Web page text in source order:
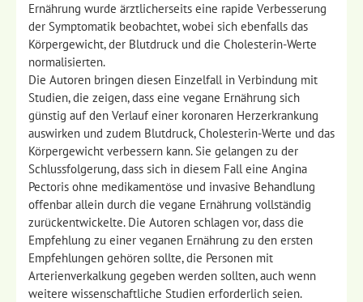
Ernährung wurde ärztlicherseits eine rapide Verbesserung
der Symptomatik beobachtet, wobei sich ebenfalls das
Körpergewicht, der Blutdruck und die Cholesterin-Werte
normalisierten.
Die Autoren bringen diesen Einzelfall in Verbindung mit
Studien, die zeigen, dass eine vegane Ernährung sich
günstig auf den Verlauf einer koronaren Herzerkrankung
auswirken und zudem Blutdruck, Cholesterin-Werte und das
Körpergewicht verbessern kann. Sie gelangen zu der
Schlussfolgerung, dass sich in diesem Fall eine Angina
Pectoris ohne medikamentöse und invasive Behandlung
offenbar allein durch die vegane Ernährung vollständig
zurückentwickelte. Die Autoren schlagen vor, dass die
Empfehlung zu einer veganen Ernährung zu den ersten
Empfehlungen gehören sollte, die Personen mit
Arterienverkalkung gegeben werden sollten, auch wenn
weitere wissenschaftliche Studien erforderlich seien.